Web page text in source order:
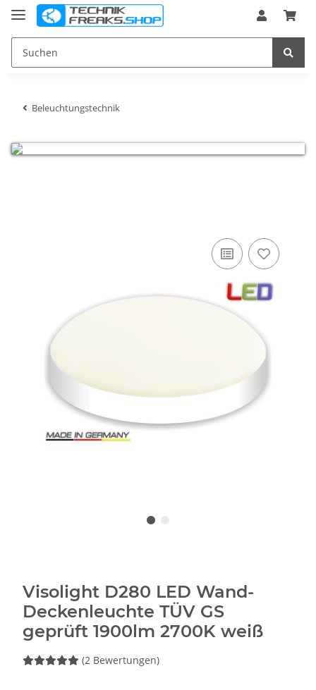
Beleuchtungstechnik
Visolight D280 LED Wand-
Deckenleuchte TÜV GS
geprüft 1900lm 2700K weiß
(2 Bewertungen)